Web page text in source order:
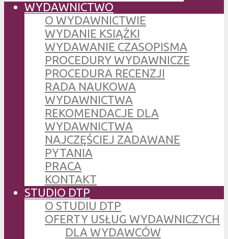
WYDAWNICTWO
O WYDAWNICTWIE
WYDANIE KSIĄŻKI
WYDAWANIE CZASOPISMA
PROCEDURY WYDAWNICZE
PROCEDURA RECENZJI
RADA NAUKOWA
WYDAWNICTWA
REKOMENDACJE DLA
WYDAWNICTWA
NAJCZĘŚCIEJ ZADAWANE
PYTANIA
PRACA
KONTAKT
STUDIO DTP
O STUDIU DTP
OFERTY USŁUG WYDAWNICZYCH
DLA WYDAWCÓW